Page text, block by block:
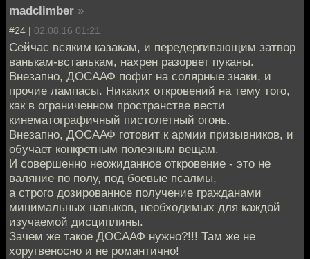
madclimber »
#24 | 02.08.16 01:21
Сейчас всяким казакам, и передергивающим затвор
ванькам-встанькам, нахрен разорвет пуканы.
Внезапно, ДОСААФ пофиг на солярные знаки, и
прочие лампасы. Никаких откровений на тему того,
как в ограниченном пространстве вести
кинематографичный пистолетный огонь.
Внезапно, ДОСААФ готовит к армии призывников, и
обучает конкретным полезным вещам.
И совершенно неожиданное откровение - это не
валяние по полу, под боевые псалмы,
а строго дозированное получение гражданами
минимальных навыков, необходимых для каждой
изучаемой дисциплины.
Зачем же такое ДОСААФ нужно?!!! Там же не
хоругвеносно и не романтично!